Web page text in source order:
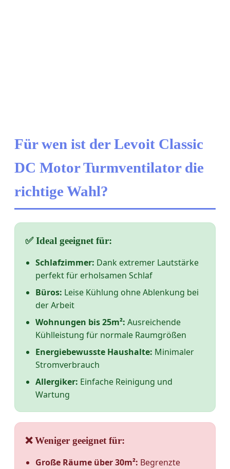
Für wen ist der Levoit Classic
DC Motor Turmventilator die
richtige Wahl?
✅ Ideal geeignet für:
Schlafzimmer: Dank extremer Lautstärke
perfekt für erholsamen Schlaf
Büros: Leise Kühlung ohne Ablenkung bei
der Arbeit
Wohnungen bis 25m²: Ausreichende
Kühlleistung für normale Raumgrößen
Energiebewusste Haushalte: Minimaler
Stromverbrauch
Allergiker: Einfache Reinigung und
Wartung
❌ Weniger geeignet für:
Große Räume über 30m²: Begrenzte